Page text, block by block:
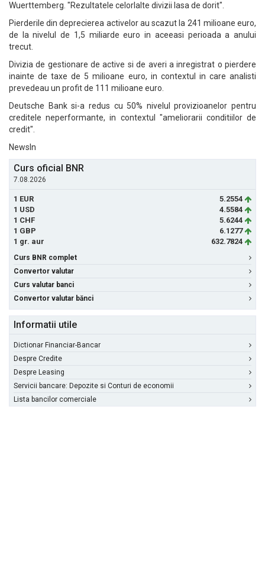
Wuerttemberg. "Rezultatele celorlalte divizii lasa de dorit".
Pierderile din deprecierea activelor au scazut la 241 milioane euro,
de la nivelul de 1,5 miliarde euro in aceeasi perioada a anului
trecut.
Divizia de gestionare de active si de averi a inregistrat o pierdere
inainte de taxe de 5 milioane euro, in contextul in care analisti
prevedeau un profit de 111 milioane euro.
Deutsche Bank si-a redus cu 50% nivelul provizioanelor pentru
creditele neperformante, in contextul "ameliorarii conditiilor de
credit".
NewsIn
Curs oficial BNR
7.08.2026
1 EUR
5.2554
1 USD
4.5584
1 CHF
5.6244
1 GBP
6.1277
1 gr. aur
632.7824
Curs BNR complet
Convertor valutar
Curs valutar banci
Convertor valutar bănci
Informatii utile
Dictionar Financiar-Bancar
Despre Credite
Despre Leasing
Servicii bancare: Depozite si Conturi de economii
Lista bancilor comerciale